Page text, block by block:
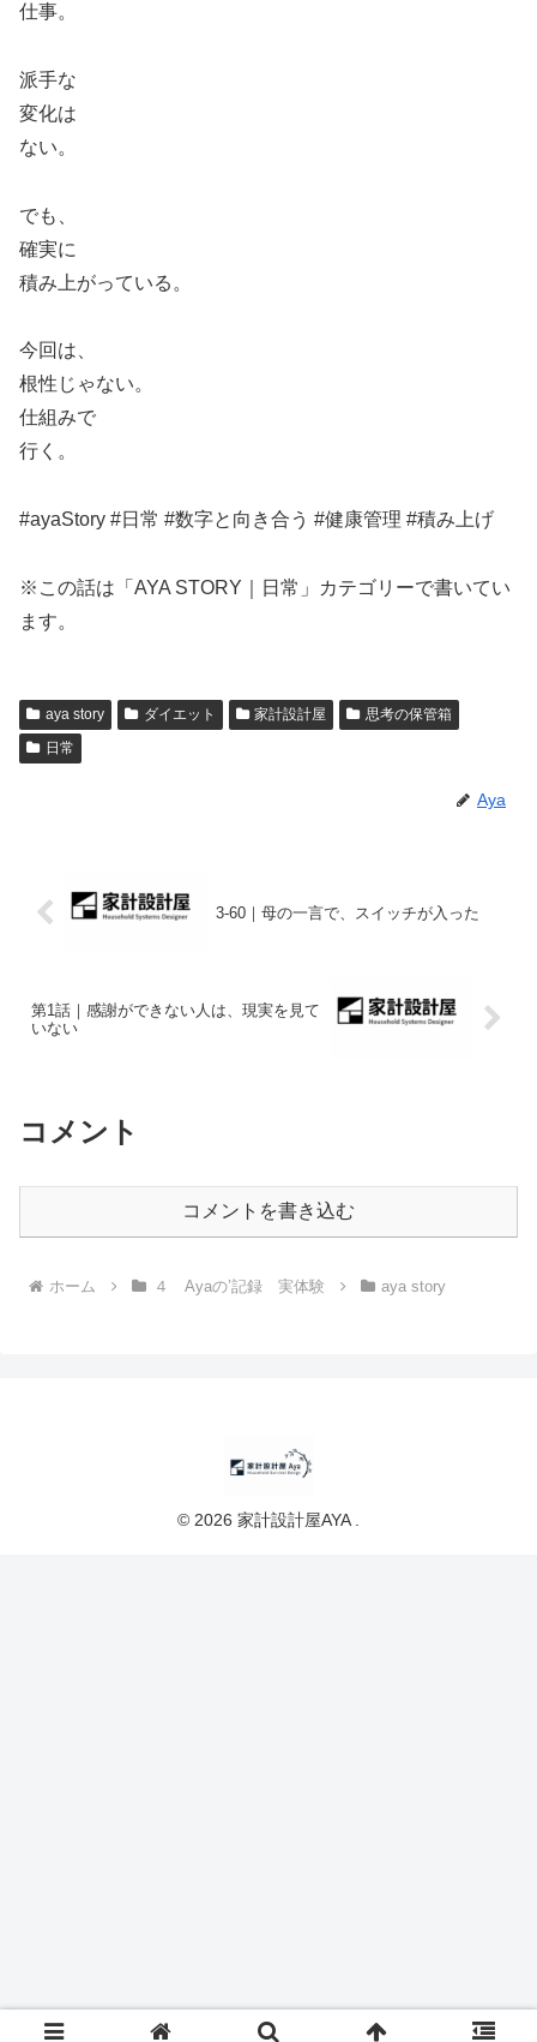
仕事。
派手な
変化は
ない。
でも、
確実に
積み上がっている。
今回は、
根性じゃない。
仕組みで
行く。
#ayaStory #日常 #数字と向き合う #健康管理 #積み上げ
※この話は「AYA STORY｜日常」カテゴリーで書いてい
ます。
aya story ダイエット 家計設計屋
思考の保管箱
日常
Aya
3-60｜母の一言で、スイッチが入った
第1話｜感謝ができない人は、現実を見て
いない
コメント
コメントを書き込む
ホーム ４ Ayaの’記録 実体験 aya story
© 2026 家計設計屋AYA .